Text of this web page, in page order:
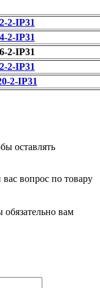
2-IP31
2-IP31
2-IP31
2-IP31
2-IP31
оставлять
вопрос по товару
вам